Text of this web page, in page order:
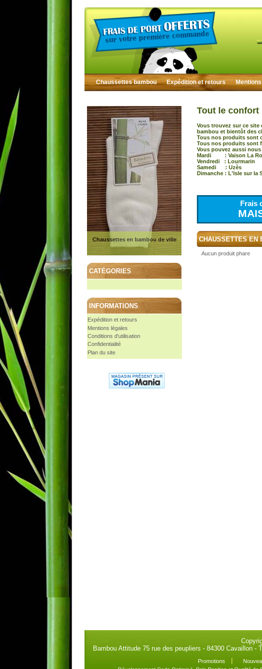
Chaussettes bambou Expédition et retours
Chaussettes en bambou de ville
CATÉGORIES
INFORMATIONS
Expédition et retours
Mentions légales
Conditions d'utilisation
Confidentialité
Plan du site
Tout le
Vous trouvez sur ce
bambou et bientôt des
Tous nos produits sont
Tous nos produits sont
Vous pouvez aussi
Mardi : Vaison La
Vendredi : Lourmarin
Samedi : Uzès
Dimanche : L'Isle sur la
Frais
CHAUSSETTES EN
Aucun produit phare
Bambou Attitude 75 rue des peupliers - 84300 Cavaillon -
Promotions